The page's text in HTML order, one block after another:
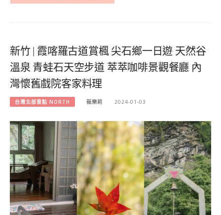
新竹 | 霞喀羅古道賞楓 尖石鄉一日遊 天然谷
溫泉 青蛙石天空步道 萃萃咖啡景觀餐廳 內
灣懷舊戲院客家料理
台灣北部景點 NORTH 薇樂莉 2024-01-03